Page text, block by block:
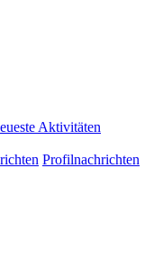
Aktivitäten
Profilnachrichten